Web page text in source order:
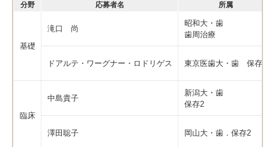
分野 応募者名 所属
基礎
滝口 尚
昭和大・歯
歯周治療
ドアルテ・ワーグナー・ロドリゲス 東京医歯大・歯 保存2
臨床
中島貴子
新潟大・歯
保存2
澤田聡子 岡山大・歯．保存2